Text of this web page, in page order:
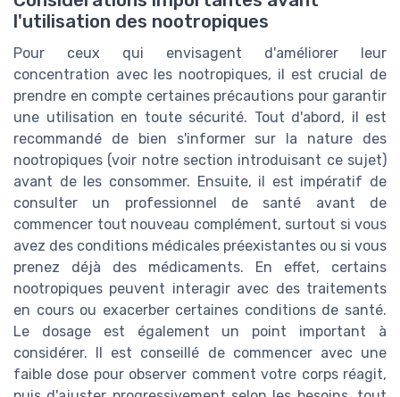
l'utilisation des nootropiques
Pour ceux qui envisagent d'améliorer leur
concentration avec les nootropiques, il est crucial de
prendre en compte certaines précautions pour garantir
une utilisation en toute sécurité. Tout d'abord, il est
recommandé de bien s'informer sur la nature des
nootropiques (voir notre section introduisant ce sujet)
avant de les consommer. Ensuite, il est impératif de
consulter un professionnel de santé avant de
commencer tout nouveau complément, surtout si vous
avez des conditions médicales préexistantes ou si vous
prenez déjà des médicaments. En effet, certains
nootropiques peuvent interagir avec des traitements
en cours ou exacerber certaines conditions de santé.
Le dosage est également un point important à
considérer. Il est conseillé de commencer avec une
faible dose pour observer comment votre corps réagit,